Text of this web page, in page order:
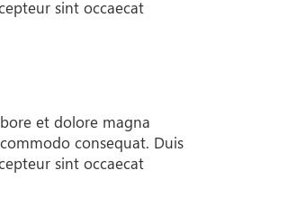
sint occaecat
et dolore magna
consequat. Duis
sint occaecat